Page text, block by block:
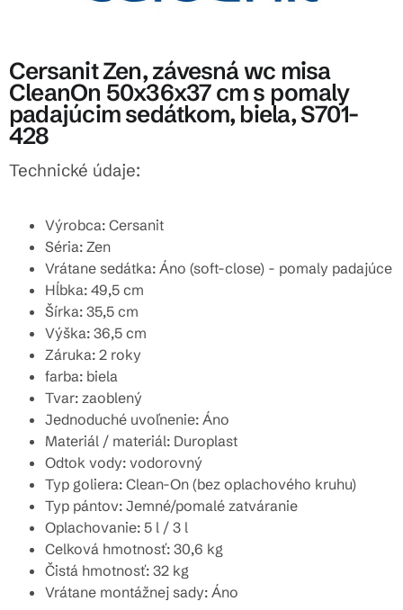
Cersanit Zen, závesná wc misa
CleanOn 50x36x37 cm s pomaly
padajúcim sedátkom, biela, S701-
428
Technické údaje:
Výrobca: Cersanit
Séria: Zen
Vrátane sedátka: Áno (soft-close) - pomaly padajúce
Hĺbka: 49,5 cm
Šírka: 35,5 cm
Výška: 36,5 cm
Záruka: 2 roky
farba: biela
Tvar: zaoblený
Jednoduché uvoľnenie: Áno
Materiál / materiál: Duroplast
Odtok vody: vodorovný
Typ goliera: Clean-On (bez oplachového kruhu)
Typ pántov: Jemné/pomalé zatváranie
Oplachovanie: 5 l / 3 l
Celková hmotnosť: 30,6 kg
Čistá hmotnosť: 32 kg
Vrátane montážnej sady: Áno